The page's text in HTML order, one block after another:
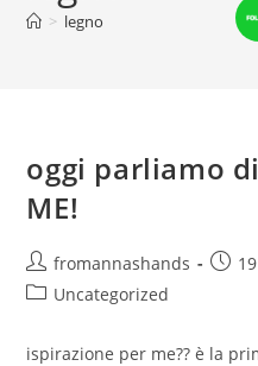
> legno
oggi parliamo
ME!
Autore
dell'articolo:
fromannashands
Categoria
Uncategorized
ispirazione per me?? è la